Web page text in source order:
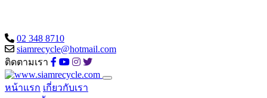
02 348 8710
siamrecycle@hotmail.com
ติดตามเรา
หน้าแรก เกี่ยวกับเรา